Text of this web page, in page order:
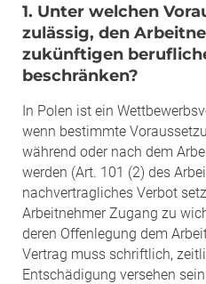
1. Unter welchen
zulässig, den
zukünftigen
beschränken?
In Polen ist ein
wenn bestimmte
während oder nach dem
werden (Art. 101 (2) des
nachvertragliches Verbot
Arbeitnehmer Zugang zu
deren Offenlegung dem
Vertrag muss schriftlich,
Entschädigung versehen